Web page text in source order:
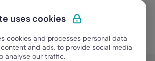
Scopri Factorial
Tempo
uses cookies
cookies and processes personal data
and ads, to provide social media
analyse our traffic.